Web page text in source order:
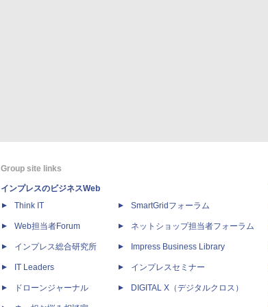
Group site links
インプレスのビジネスWeb
Think IT
Web担当者Forum
インプレス総合研究所
IT Leaders
ドローンジャーナル
SmartGridフォーラム
ネットショップ担当者フォーラム
Impress Business Library
インプレスセミナー
DIGITAL X（デジタルクロス）